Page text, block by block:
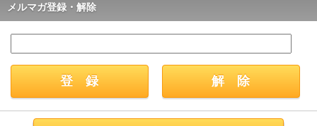
メルマガ登録・解除